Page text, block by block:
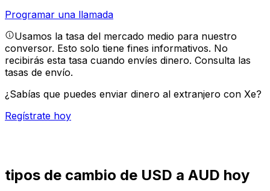
Programar una llamada
Usamos la tasa del mercado medio para nuestro
conversor. Esto solo tiene fines informativos. No
recibirás esta tasa cuando envíes dinero. Consulta las
tasas de envío.
¿Sabías que puedes enviar dinero al extranjero con Xe?
Regístrate hoy
tipos de cambio de USD a AUD hoy